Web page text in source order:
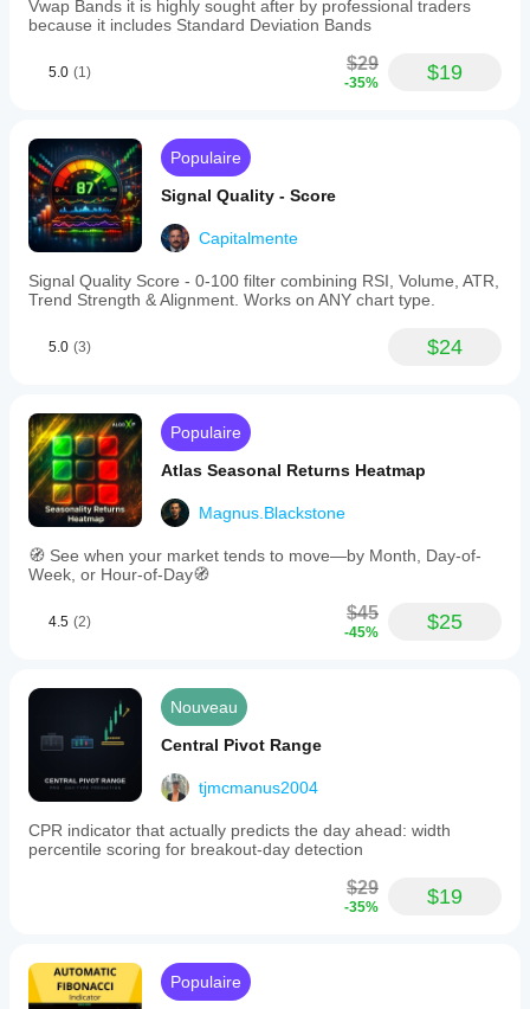
Vwap Bands it is highly sought after by professional traders
because it includes Standard Deviation Bands
5.0 (1) $29
-35% $19
Populaire
Signal Quality - Score
Capitalmente
Signal Quality Score - 0-100 filter combining RSI, Volume, ATR,
Trend Strength & Alignment. Works on ANY chart type.
5.0 (3) $24
Populaire
Atlas Seasonal Returns Heatmap
Magnus.Blackstone
🧭 See when your market tends to move—by Month, Day-of-
Week, or Hour-of-Day🧭
4.5 (2) $45
-45% $25
Nouveau
Central Pivot Range
tjmcmanus2004
CPR indicator that actually predicts the day ahead: width
percentile scoring for breakout-day detection
$29
-35% $19
Populaire